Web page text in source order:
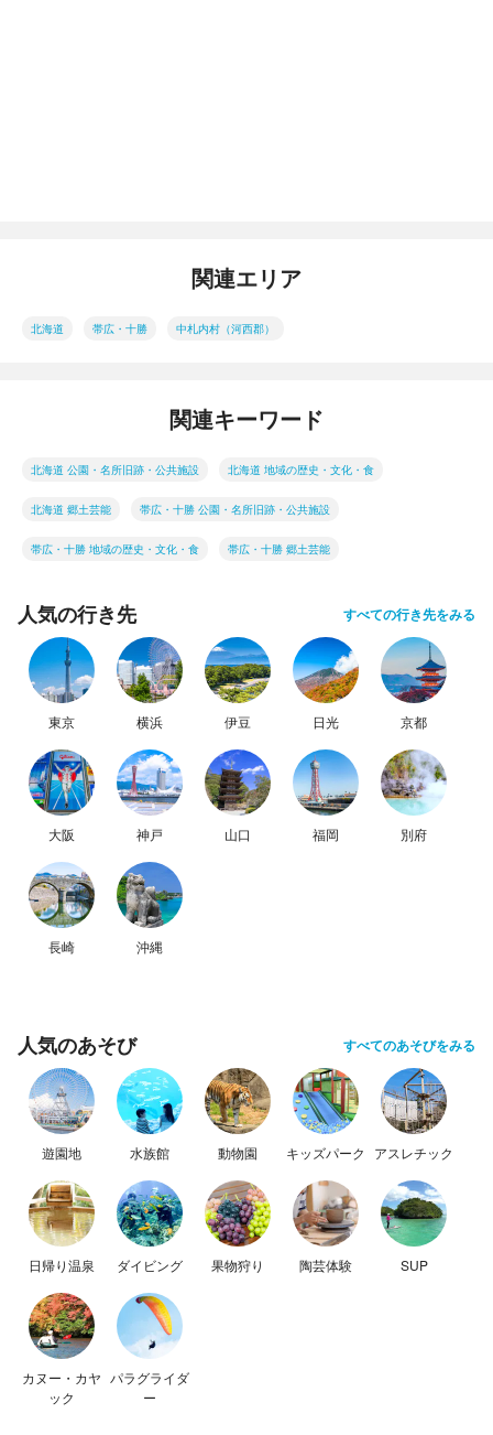
関連エリア
北海道 帯広・十勝 中札内村（河西郡）
関連キーワード
北海道 公園・名所旧跡・公共施設 北海道 地域の歴史・文化・食
北海道 郷土芸能 帯広・十勝 公園・名所旧跡・公共施設
帯広・十勝 地域の歴史・文化・食 帯広・十勝 郷土芸能
人気の行き先 すべての行き先をみる
東京 横浜 伊豆 日光 京都
大阪 神戸 山口 福岡 別府
長崎 沖縄
人気のあそび すべてのあそびをみる
遊園地 水族館 動物園 キッズパーク アスレチック
日帰り温泉 ダイビング 果物狩り 陶芸体験 SUP
カヌー・カヤ
ック
パラグライダ
ー